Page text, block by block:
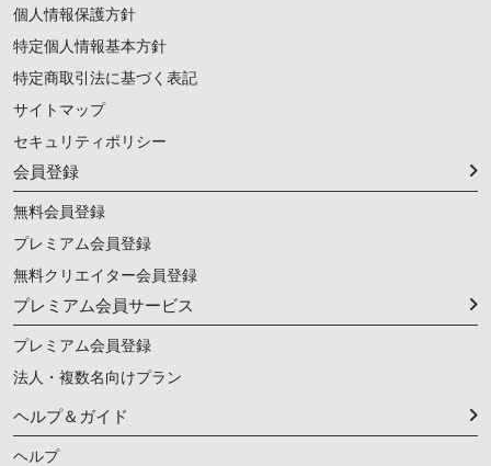
個人情報保護方針
特定個人情報基本方針
特定商取引法に基づく表記
サイトマップ
セキュリティポリシー
会員登録
無料会員登録
プレミアム会員登録
無料クリエイター会員登録
プレミアム会員サービス
プレミアム会員登録
法人・複数名向けプラン
ヘルプ＆ガイド
ヘルプ